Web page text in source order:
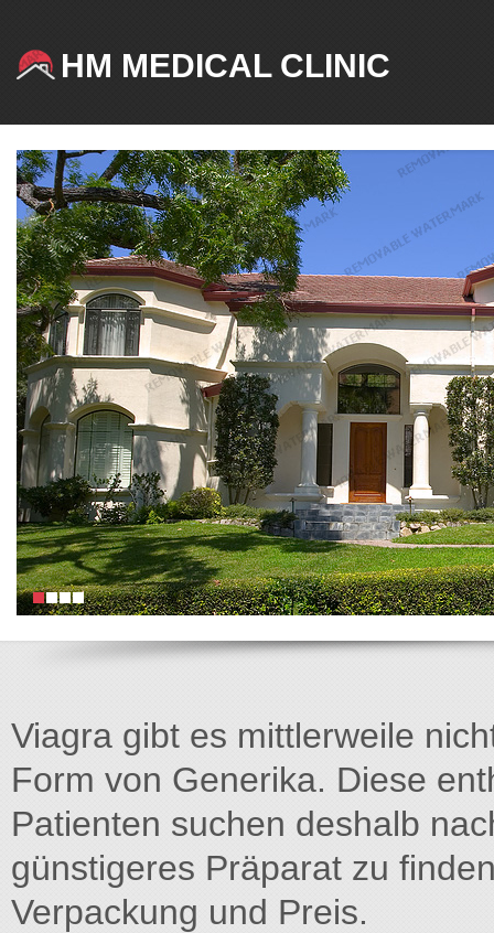
HM MEDICAL CLINIC
Viagra gibt es mittlerweile
Form von Generika. Diese
Patienten suchen deshalb
günstigeres Präparat zu
Verpackung und Preis.